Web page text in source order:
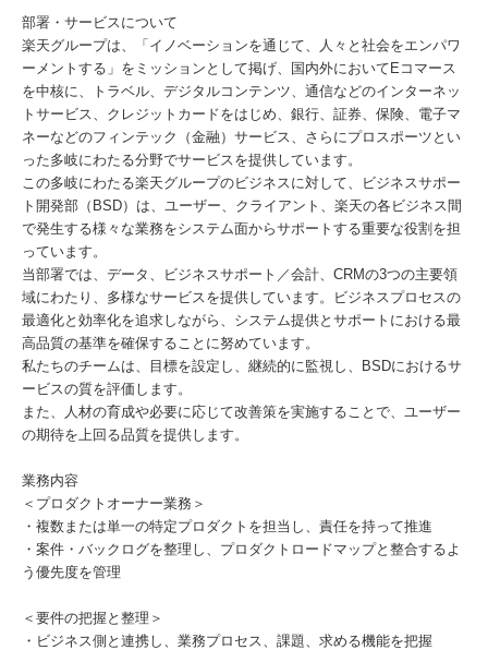
部署・サービスについて
楽天グループは、「イノベーションを通じて、人々と社会をエンパワ
ーメントする」をミッションとして掲げ、国内外においてEコマース
を中核に、トラベル、デジタルコンテンツ、通信などのインターネッ
トサービス、クレジットカードをはじめ、銀行、証券、保険、電子マ
ネーなどのフィンテック（金融）サービス、さらにプロスポーツとい
った多岐にわたる分野でサービスを提供しています。
この多岐にわたる楽天グループのビジネスに対して、ビジネスサポー
ト開発部（BSD）は、ユーザー、クライアント、楽天の各ビジネス間
で発生する様々な業務をシステム面からサポートする重要な役割を担
っています。
当部署では、データ、ビジネスサポート／会計、CRMの3つの主要領
域にわたり、多様なサービスを提供しています。ビジネスプロセスの
最適化と効率化を追求しながら、システム提供とサポートにおける最
高品質の基準を確保することに努めています。
私たちのチームは、目標を設定し、継続的に監視し、BSDにおけるサ
ービスの質を評価します。
また、人材の育成や必要に応じて改善策を実施することで、ユーザー
の期待を上回る品質を提供します。
業務内容
＜プロダクトオーナー業務＞
・複数または単一の特定プロダクトを担当し、責任を持って推進
・案件・バックログを整理し、プロダクトロードマップと整合するよ
う優先度を管理
＜要件の把握と整理＞
・ビジネス側と連携し、業務プロセス、課題、求める機能を把握